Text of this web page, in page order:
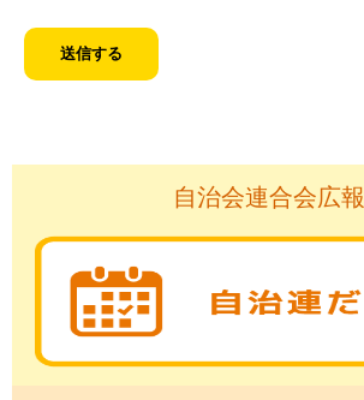
自治会連合会広報